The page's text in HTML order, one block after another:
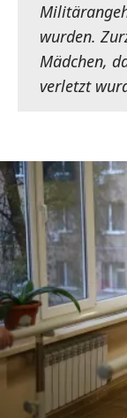
wurden.
Mädchen,
verletzt